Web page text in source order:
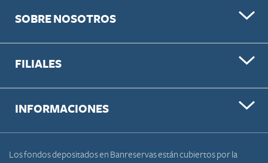
SOBRE NOSOTROS
FILIALES
INFORMACIONES
Los fondos depositados en Banreservas están cubiertos por la